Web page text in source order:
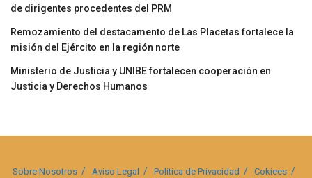
de dirigentes procedentes del PRM
Remozamiento del destacamento de Las Placetas fortalece la
misión del Ejército en la región norte
Ministerio de Justicia y UNIBE fortalecen cooperación en
Justicia y Derechos Humanos
Sobre Nosotros Aviso Legal Politica de Privacidad Cokiees